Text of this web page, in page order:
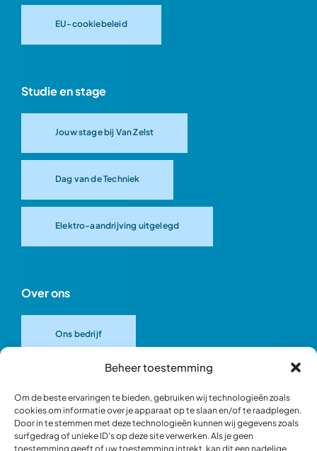
Beheer toestemming
Om de beste ervaringen te bieden, gebruiken wij technologieën zoals
cookies om informatie over je apparaat op te slaan en/of te raadplegen.
Door in te stemmen met deze technologieën kunnen wij gegevens zoals
surfgedrag of unieke ID's op deze site verwerken. Als je geen
toestemming geeft of uw toestemming intrekt, kan dit een nadelige
EU-cookiebeleid
Studie en stage
Jouw stage bij Van Zelst
Dag van de Techniek
Elektro-aandrijving uitgelegd
Over ons
Ons bedrijf
Ons team